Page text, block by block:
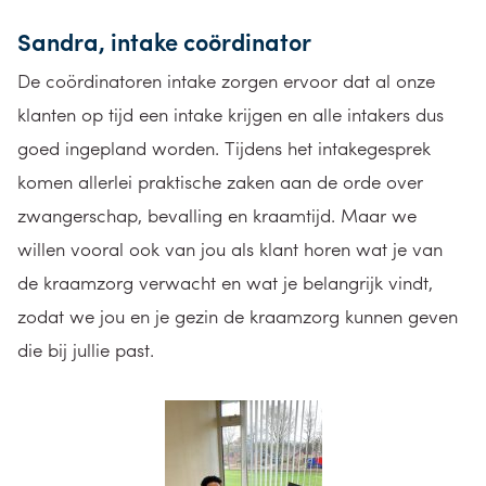
Sandra, intake coördinator
De coördinatoren intake zorgen ervoor dat al onze
klanten op tijd een intake krijgen en alle intakers dus
goed ingepland worden. Tijdens het intakegesprek
komen allerlei praktische zaken aan de orde over
zwangerschap, bevalling en kraamtijd. Maar we
willen vooral ook van jou als klant horen wat je van
de kraamzorg verwacht en wat je belangrijk vindt,
zodat we jou en je gezin de kraamzorg kunnen geven
die bij jullie past.